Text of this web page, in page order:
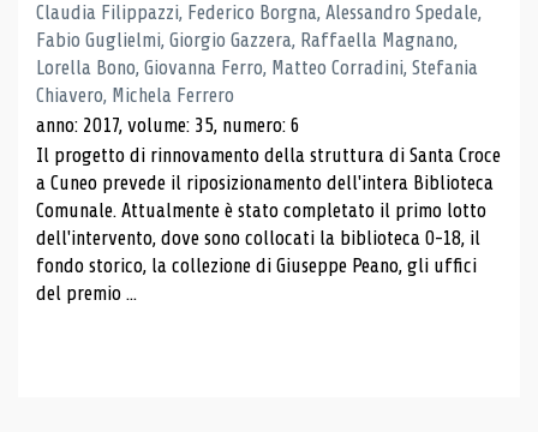
Claudia Filippazzi, Federico Borgna, Alessandro Spedale,
Fabio Guglielmi, Giorgio Gazzera, Raffaella Magnano,
Lorella Bono, Giovanna Ferro, Matteo Corradini, Stefania
Chiavero, Michela Ferrero
anno: 2017, volume: 35, numero: 6
Il progetto di rinnovamento della struttura di Santa Croce
a Cuneo prevede il riposizionamento dell'intera Biblioteca
Comunale. Attualmente è stato completato il primo lotto
dell'intervento, dove sono collocati la biblioteca 0-18, il
fondo storico, la collezione di Giuseppe Peano, gli uffici
del premio ...